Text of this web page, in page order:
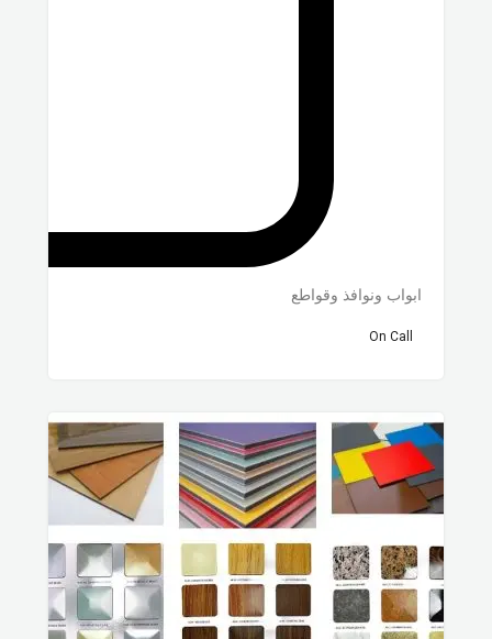
ابواب ونوافذ وقواطع
On Call